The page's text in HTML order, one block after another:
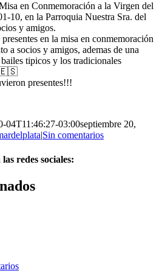
en Conmemoración a la Virgen del
10, en la Parroquia Nuestra Sra. del
y amigos.
en la misa en conmemoración
a socios y amigos, ademas de una
tipicos y los tradicionales
presentes!!!
04T11:46:27-03:00septiembre 20,
|Sin comentarios
redes sociales: